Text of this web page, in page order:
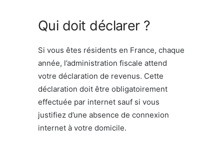
Qui doit déclarer ?
Si vous êtes résidents en France, chaque
année, l’administration fiscale attend
votre déclaration de revenus. Cette
déclaration doit être obligatoirement
effectuée par internet sauf si vous
justifiez d’une absence de connexion
internet à votre domicile.